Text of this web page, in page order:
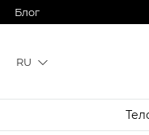
Блог
RU